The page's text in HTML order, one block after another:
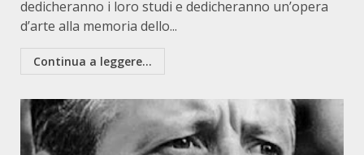
dedicheranno i loro studi e dedicheranno un’opera
d’arte alla memoria dello...
Continua a leggere...